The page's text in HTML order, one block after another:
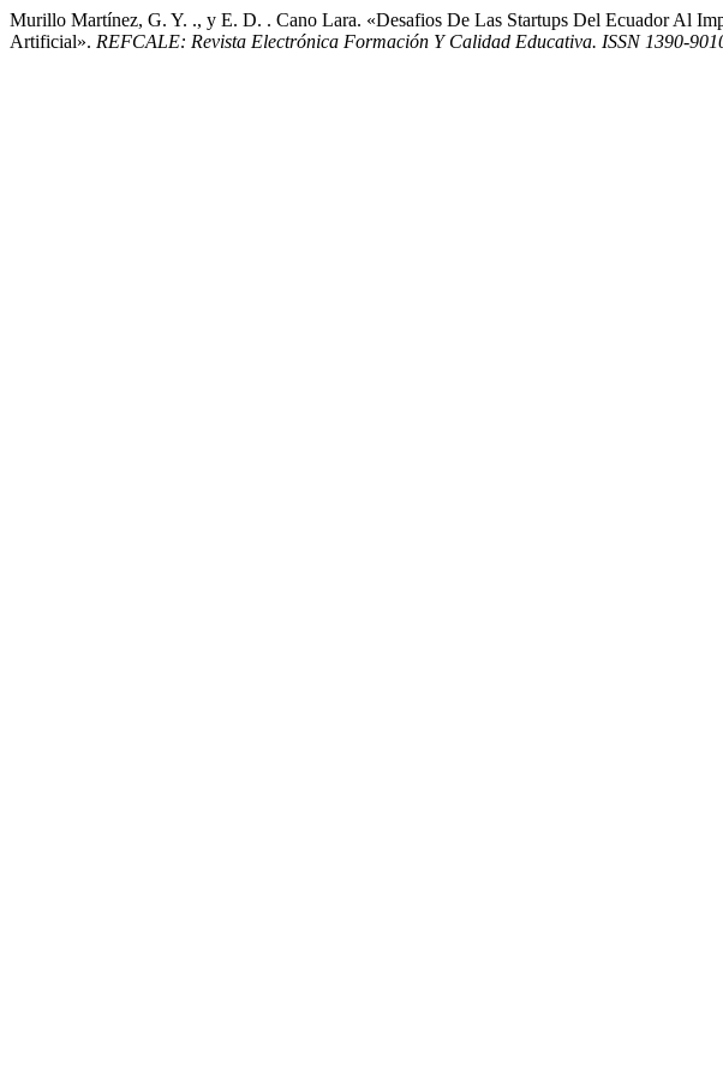
Murillo Martínez, G. Y. ., y E. D. . Cano Lara. «Desafios De Las Startups Del Ecuador Al
Artificial». REFCALE: Revista Electrónica Formación Y Calidad Educativa. ISSN 1390-